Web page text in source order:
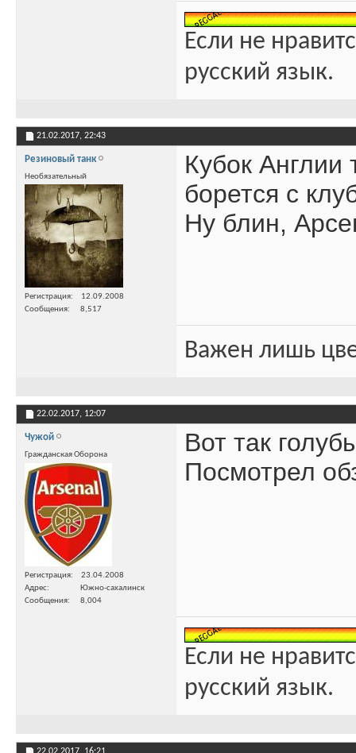
Если не
русский язык.
21.02.2017, 22:43
Резиновый танк
Необязательный
Регистрация
12.09.2008
Сообщения
8,517
Кубок Англии
борется с
Ну блин,
Важен лишь
22.02.2017, 12:07
Чужой
Гражданская Оборона
Регистрация
23.04.2008
Адрес
Южно-сахалинск
Сообщения
8,004
Вот так
Посмотрел
Если не
русский язык.